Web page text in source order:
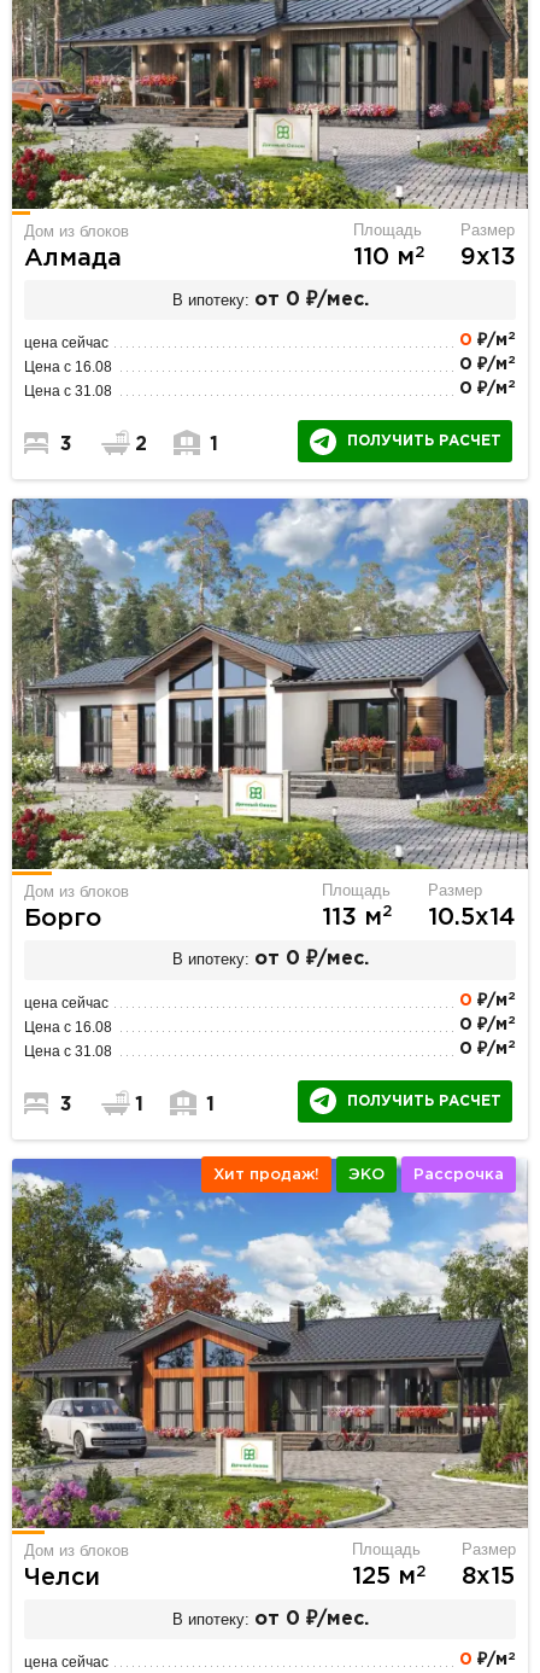
Дом из блоков
Алмада
Площадь
110 м2
Размер
9х13
В ипотеку: от 0 ₽/мес.
цена сейчас 0 ₽/м 2
Цена с 16.08 0 ₽/м 2
Цена с 31.08 0 ₽/м 2
3 2 1 ПОЛУЧИТЬ РАСЧЕТ
Дом из блоков
Борго
Площадь
113 м2
Размер
10.5х14
В ипотеку: от 0 ₽/мес.
цена сейчас 0 ₽/м 2
Цена с 16.08 0 ₽/м 2
Цена с 31.08 0 ₽/м 2
3 1 1 ПОЛУЧИТЬ РАСЧЕТ
Хит продаж! ЭКО Рассрочка
Дом из блоков
Челси
Площадь
125 м2
Размер
8х15
В ипотеку: от 0 ₽/мес.
цена сейчас 0 ₽/м 2